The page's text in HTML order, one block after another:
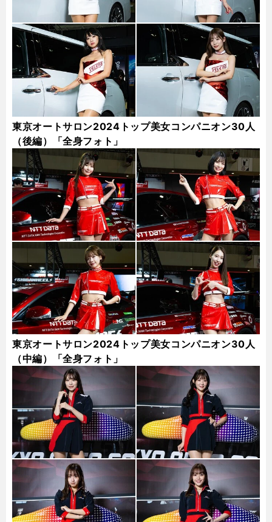
東京オートサロン2024トップ美女コンパニオン30人
（後編）「全身フォト」
東京オートサロン2024トップ美女コンパニオン30人
（中編）「全身フォト」